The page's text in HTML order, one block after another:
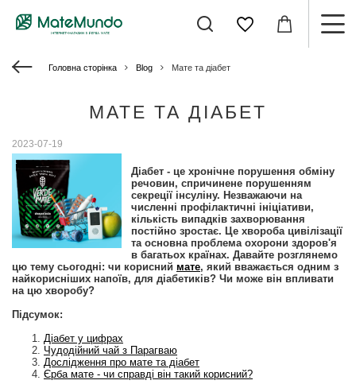
Головна сторінка Blog Мате та діабет
МАТЕ ТА ДІАБЕТ
2023-07-19
Діабет - це хронічне порушення обміну
речовин, спричинене порушенням
секреції інсуліну. Незважаючи на
численні профілактичні ініціативи,
кількість випадків захворювання
постійно зростає. Це хвороба цивілізації
та основна проблема охорони здоров'я
в багатьох країнах. Давайте розглянемо
цю тему сьогодні: чи корисний мате, який вважається одним з
найкорисніших напоїв, для діабетиків? Чи може він впливати
на цю хворобу?
Підсумок:
Діабет у цифрах
Чудодійний чай з Парагваю
Дослідження про мате та діабет
Єрба мате - чи справді він такий корисний?